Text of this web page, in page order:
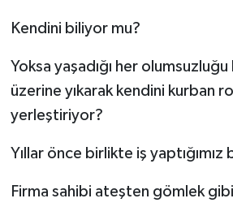
Kendini biliyor mu?
Yoksa yaşadığı her olumsuzluğu
üzerine yıkarak kendini kurban
yerleştiriyor?
Yıllar önce birlikte iş yaptığımız
Firma sahibi ateşten gömlek